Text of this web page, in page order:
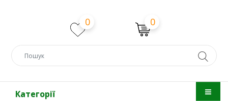
0 0
Категорії